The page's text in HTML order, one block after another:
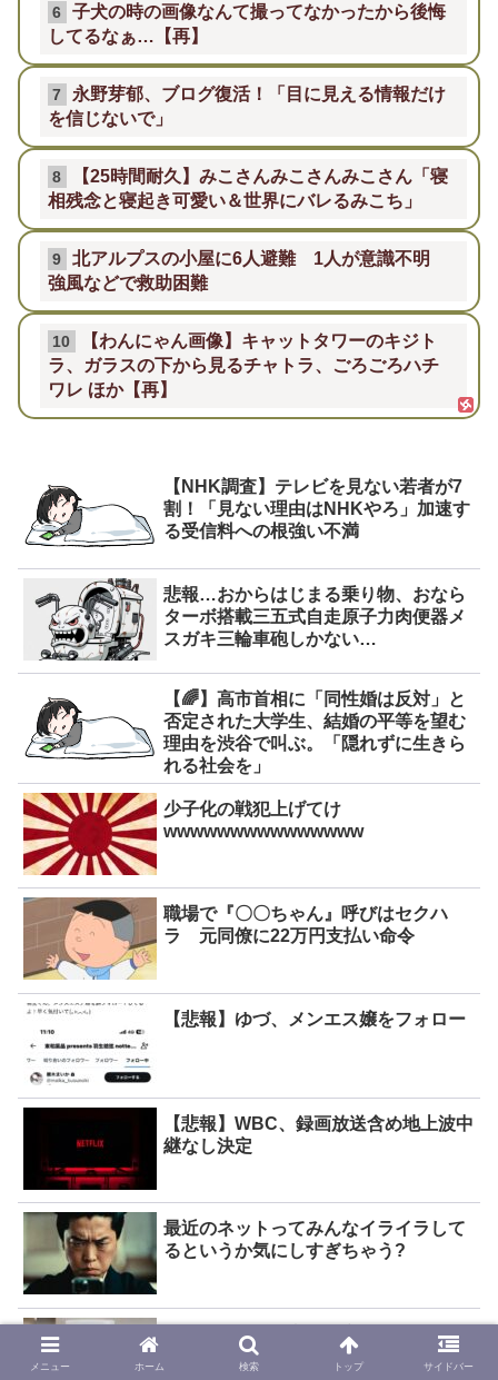
6
子犬の時の画像なんて撮ってなかったから後悔
してるなぁ…【再】
7
永野芽郁、ブログ復活！「目に見える情報だけ
を信じないで」
8
【25時間耐久】みこさんみこさんみこさん「寝
相残念と寝起き可愛い＆世界にバレるみこち」
9
北アルプスの小屋に6人避難 1人が意識不明
強風などで救助困難
10
【わんにゃん画像】キャットタワーのキジト
ラ、ガラスの下から見るチャトラ、ごろごろハチ
ワレ ほか【再】
【NHK調査】テレビを見ない若者が7
割！「見ない理由はNHKやろ」加速す
る受信料への根強い不満
悲報…おからはじまる乗り物、おなら
ターボ搭載三五式自走原子力肉便器メ
スガキ三輪車砲しかない…
【🌈】高市首相に「同性婚は反対」と
否定された大学生、結婚の平等を望む
理由を渋谷で叫ぶ。「隠れずに生きら
れる社会を」
少子化の戦犯上げてけ
wwwwwwwwwwwwwww
職場で『〇〇ちゃん』呼びはセクハ
ラ 元同僚に22万円支払い命令
【悲報】ゆづ、メンエス嬢をフォロー
【悲報】WBC、録画放送含め地上波中
継なし決定
最近のネットってみんなイライラして
るというか気にしすぎちゃう?
【判明】赤坂・高級個室サウナで夫婦
死亡、非常ボタンが「電源切れ」だっ
メニュー ホーム 検索 トップ サイドバー